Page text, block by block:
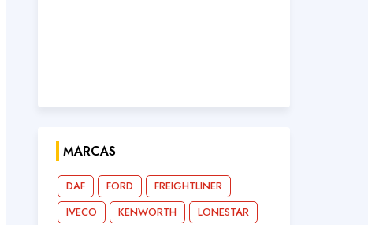
MARCAS
DAF FORD
FREIGHTLINER
IVECO
KENWORTH
LONESTAR